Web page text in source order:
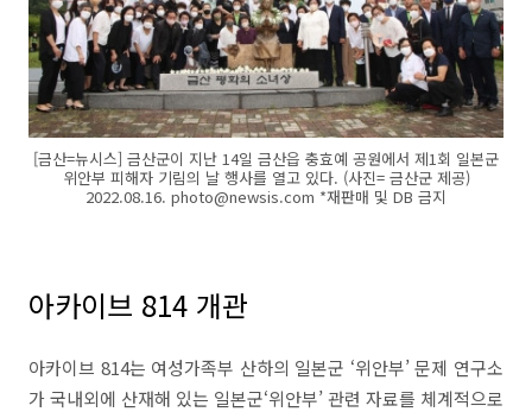
[금산=뉴시스] 금산군이 지난 14일 금산읍 충효예 공원에서 제1회 일본군
위안부 피해자 기림의 날 행사를 열고 있다. (사진= 금산군 제공)
2022.08.16. photo@newsis.com *재판매 및 DB 금지
아카이브 814 개관
아카이브 814는 여성가족부 산하의 일본군 ‘위안부’ 문제 연구소
가 국내외에 산재해 있는 일본군‘위안부’ 관련 자료를 체계적으로